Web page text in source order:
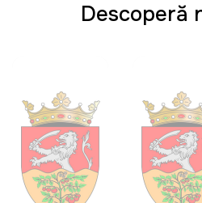
Descoperă